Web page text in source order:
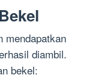
mendapatkan
diambil.
bekel: